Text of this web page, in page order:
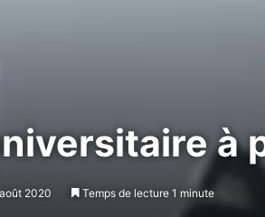
à
2020 Temps de lecture 1 minute